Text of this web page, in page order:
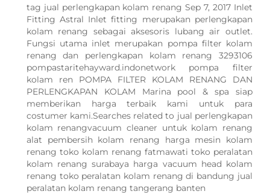
tag jual perlengkapan kolam renang Sep 7, 2017 Inlet
Fitting Astral Inlet fitting merupakan perlengkapan
kolam renang sebagai aksesoris lubang air outlet.
Fungsi utama inlet merupakan pompa filter kolam
renang dan perlengkapan kolam renang 3293106
pompastaritehayward.indonetwork pompa filter
kolam ren POMPA FILTER KOLAM RENANG DAN
PERLENGKAPAN KOLAM Marina pool & spa siap
memberikan harga terbaik kami untuk para
costumer kami.Searches related to jual perlengkapan
kolam renangvacuum cleaner untuk kolam renang
alat pembersih kolam renang harga mesin kolam
renang toko kolam renang fatmawati toko peralatan
kolam renang surabaya harga vacuum head kolam
renang toko peralatan kolam renang di bandung jual
peralatan kolam renang tangerang banten